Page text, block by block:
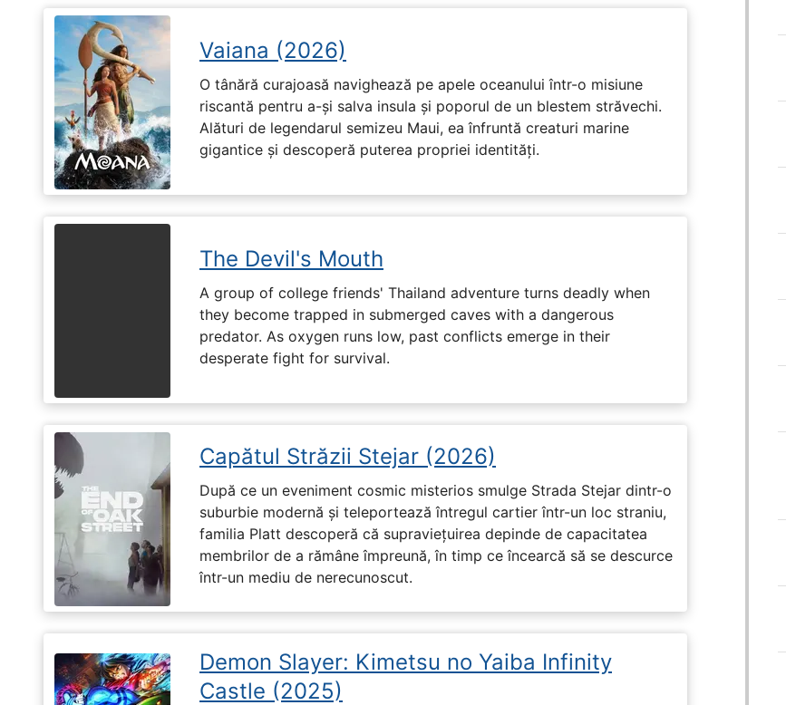
Vaiana (2026)
O tânără curajoasă navighează pe apele oceanului într-o misiune
riscantă pentru a-și salva insula și poporul de un blestem străvechi.
Alături de legendarul semizeu Maui, ea înfruntă creaturi marine
gigantice și descoperă puterea propriei identități.
The Devil's Mouth
A group of college friends' Thailand adventure turns deadly when
they become trapped in submerged caves with a dangerous
predator. As oxygen runs low, past conflicts emerge in their
desperate fight for survival.
Capătul Străzii Stejar (2026)
După ce un eveniment cosmic misterios smulge Strada Stejar dintr-o
suburbie modernă și teleportează întregul cartier într-un loc straniu,
familia Platt descoperă că supraviețuirea depinde de capacitatea
membrilor de a rămâne împreună, în timp ce încearcă să se descurce
într-un mediu de nerecunoscut.
Demon Slayer: Kimetsu no Yaiba Infinity
Castle (2025)